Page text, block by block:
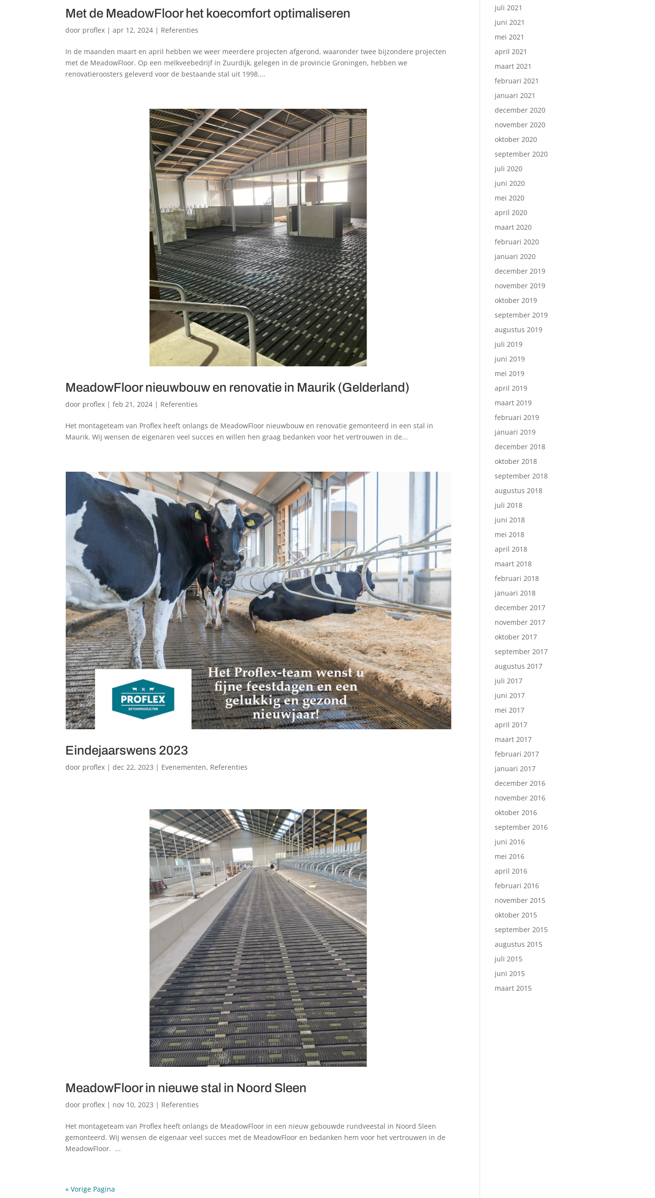
Met de MeadowFloor het koecomfort optimaliseren
door proflex |apr 12, 2024 | Referenties
In de maanden maart en april hebben we weer meerdere projecten afgerond, waaronder twee bijzondere projecten
met de MeadowFloor. Op een melkveebedrijf in Zuurdijk, gelegen in de provincie Groningen, hebben we
renovatieroosters geleverd voor de bestaande stal uit 1998....
MeadowFloor nieuwbouw en renovatie in Maurik (Gelderland)
door proflex |feb 21, 2024 | Referenties
Het montageteam van Proflex heeft onlangs de MeadowFloor nieuwbouw en renovatie gemonteerd in een stal in
Maurik. Wij wensen de eigenaren veel succes en willen hen graag bedanken voor het vertrouwen in de...
Eindejaarswens 2023
door proflex |dec 22, 2023 | Evenementen, Referenties
MeadowFloor in nieuwe stal in Noord Sleen
door proflex | nov 10, 2023 | Referenties
Het montageteam van Proflex heeft onlangs de MeadowFloor in een nieuw gebouwde rundveestal in Noord Sleen
gemonteerd. Wij wensen de eigenaar veel succes met de MeadowFloor en bedanken hem voor het vertrouwen in de
MeadowFloor. ...
« Vorige Pagina
juli 2021
juni 2021
mei 2021
april 2021
maart 2021
februari 2021
januari 2021
december 2020
november 2020
oktober 2020
september 2020
juli 2020
juni 2020
mei 2020
april 2020
maart 2020
februari 2020
januari 2020
december 2019
november 2019
oktober 2019
september 2019
augustus 2019
juli 2019
juni 2019
mei 2019
april 2019
maart 2019
februari 2019
januari 2019
december 2018
oktober 2018
september 2018
augustus 2018
juli 2018
juni 2018
mei 2018
april 2018
maart 2018
februari 2018
januari 2018
december 2017
november 2017
oktober 2017
september 2017
augustus 2017
juli 2017
juni 2017
mei 2017
april 2017
maart 2017
februari 2017
januari 2017
december 2016
november 2016
oktober 2016
september 2016
juni 2016
mei 2016
april 2016
februari 2016
november 2015
oktober 2015
september 2015
augustus 2015
juli 2015
juni 2015
maart 2015